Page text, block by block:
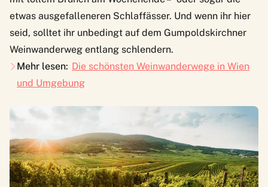
etwas ausgefalleneren Schlaffässer. Und wenn ihr hier
seid, solltet ihr unbedingt auf dem Gumpoldskirchner
Weinwanderweg entlang schlendern.
Mehr lesen: Die schönsten Weinwanderwege in Wien
und Umgebung